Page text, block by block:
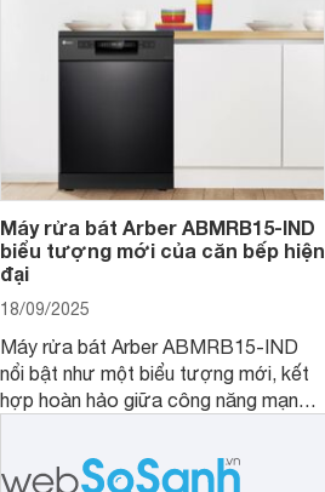
Máy rửa bát Arber ABMRB15-IND
biểu tượng mới của căn bếp hiện
đại
18/09/2025
Máy rửa bát Arber ABMRB15-IND
nổi bật như một biểu tượng mới, kết
hợp hoàn hảo giữa công năng mạnh
thủ đắc lực giúp giải phóng đôi tay,
mang lại sự thoải mái và sang trọng